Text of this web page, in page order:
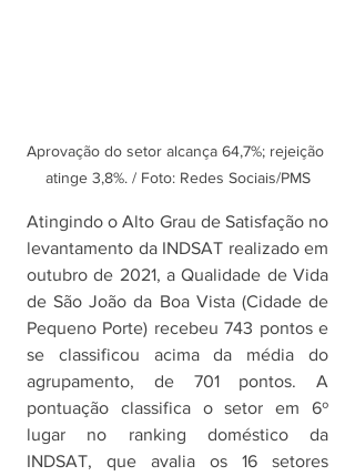
Aprovação do setor alcança 64,7%; rejeição
atinge 3,8%. / Foto: Redes Sociais/PMS
Atingindo o Alto Grau de Satisfação no
levantamento da INDSAT realizado em
outubro de 2021, a Qualidade de Vida
de São João da Boa Vista (Cidade de
Pequeno Porte) recebeu 743 pontos e
se classificou acima da média do
agrupamento, de 701 pontos. A
pontuação classifica o setor em 6º
lugar no ranking doméstico da
INDSAT, que avalia os 16 setores